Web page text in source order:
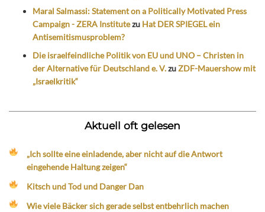
Maral Salmassi: Statement on a Politically Motivated Press
Campaign - ZERA Institutezu Hat DER SPIEGEL ein
Antisemitismusproblem?
Die israelfeindliche Politik von EU und UNO – Christen in
der Alternative für Deutschland e. V.zuZDF-Mauershow mit
„Israelkritik“
Aktuell oft gelesen
„Ich sollte eine einladende, aber nicht auf die Antwort
eingehende Haltung zeigen“
Kitsch und Tod und Danger Dan
Wie viele Bäcker sich gerade selbst entbehrlich machen